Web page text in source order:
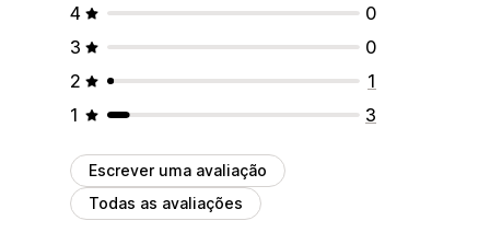
4
0
3
0
2
1
1
3
Escrever uma avaliação
Todas as avaliações